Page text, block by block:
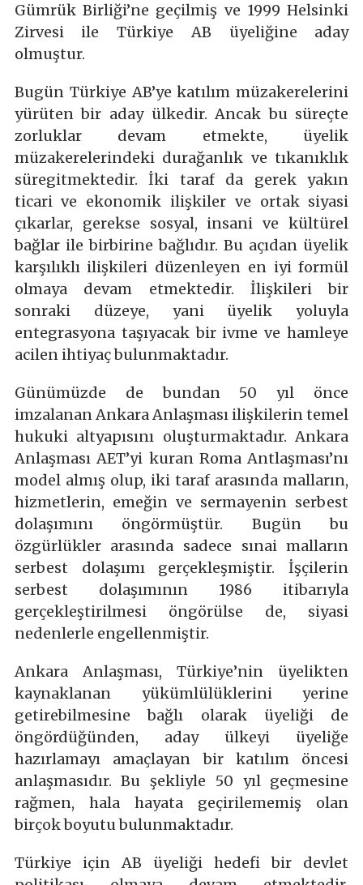
Gümrük Birliği’ne geçilmiş ve 1999 Helsinki
Zirvesi ile Türkiye AB üyeliğine aday
olmuştur.
Bugün Türkiye AB’ye katılım müzakerelerini
yürüten bir aday ülkedir. Ancak bu süreçte
zorluklar devam etmekte, üyelik
müzakerelerindeki durağanlık ve tıkanıklık
süregitmektedir. İki taraf da gerek yakın
ticari ve ekonomik ilişkiler ve ortak siyasi
çıkarlar, gerekse sosyal, insani ve kültürel
bağlar ile birbirine bağlıdır. Bu açıdan üyelik
karşılıklı ilişkileri düzenleyen en iyi formül
olmaya devam etmektedir. İlişkileri bir
sonraki düzeye, yani üyelik yoluyla
entegrasyona taşıyacak bir ivme ve hamleye
acilen ihtiyaç bulunmaktadır.
Günümüzde de bundan 50 yıl önce
imzalanan Ankara Anlaşması ilişkilerin temel
hukuki altyapısını oluşturmaktadır. Ankara
Anlaşması AET’yi kuran Roma Antlaşması’nı
model almış olup, iki taraf arasında malların,
hizmetlerin, emeğin ve sermayenin serbest
dolaşımını öngörmüştür. Bugün bu
özgürlükler arasında sadece sınai malların
serbest dolaşımı gerçekleşmiştir. İşçilerin
serbest dolaşımının 1986 itibarıyla
gerçekleştirilmesi öngörülse de, siyasi
nedenlerle engellenmiştir.
Ankara Anlaşması, Türkiye’nin üyelikten
kaynaklanan yükümlülüklerini yerine
getirebilmesine bağlı olarak üyeliği de
öngördüğünden, aday ülkeyi üyeliğe
hazırlamayı amaçlayan bir katılım öncesi
anlaşmasıdır. Bu şekliyle 50 yıl geçmesine
rağmen, hala hayata geçirilememiş olan
birçok boyutu bulunmaktadır.
Türkiye için AB üyeliği hedefi bir devlet